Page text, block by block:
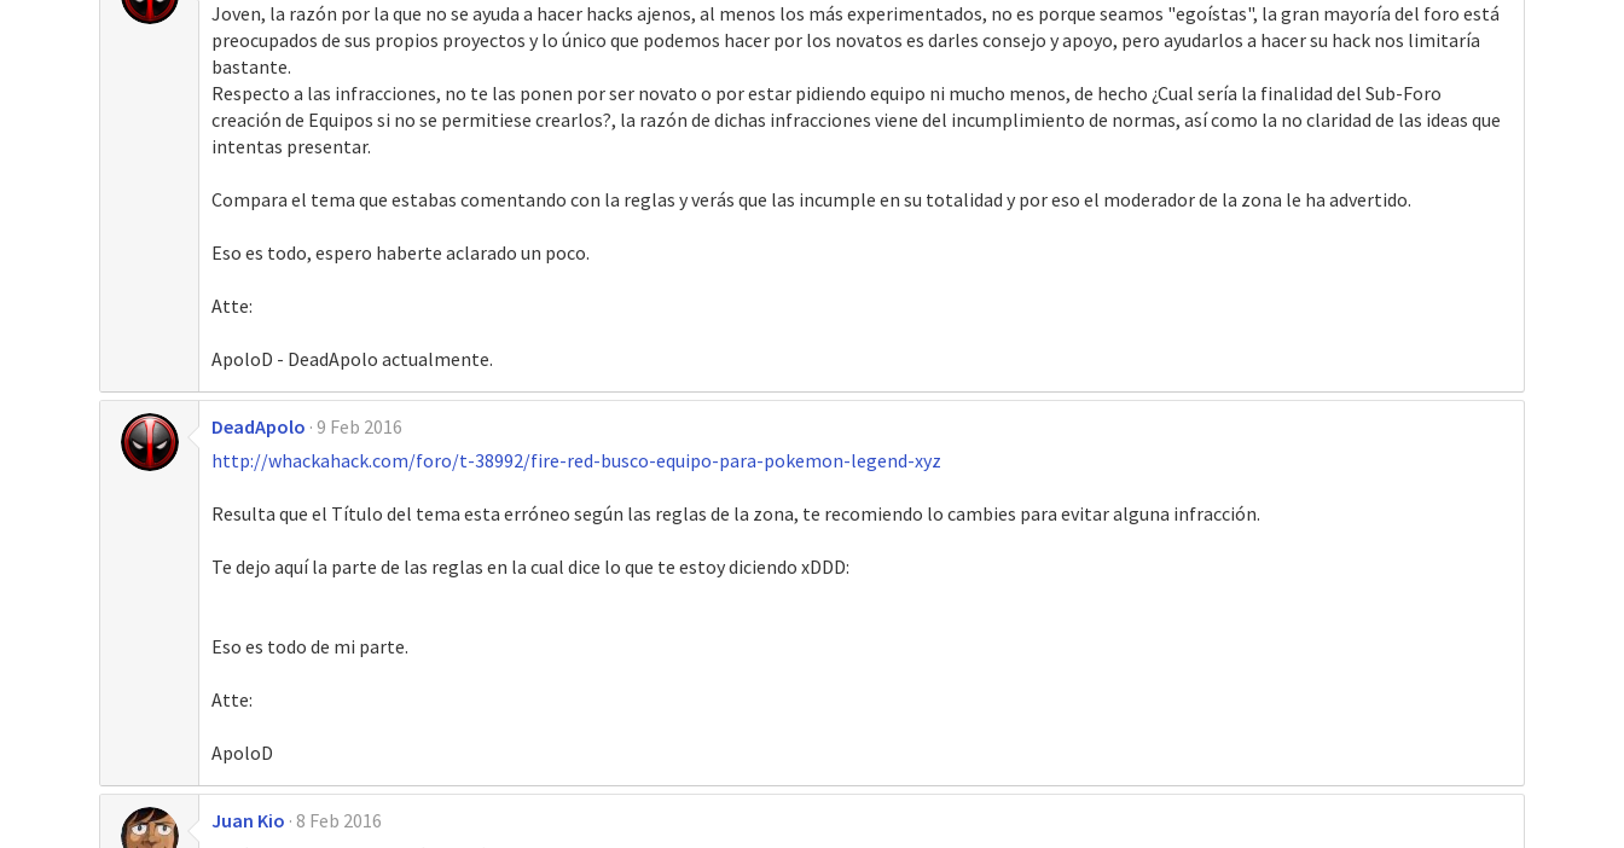
Joven, la razón por la que no se ayuda a hacer hacks ajenos, al menos los más experimentados, no es porque seamos "egoístas", la gran mayoría del foro está
preocupados de sus propios proyectos y lo único que podemos hacer por los novatos es darles consejo y apoyo, pero ayudarlos a hacer su hack nos limitaría
bastante.
Respecto a las infracciones, no te las ponen por ser novato o por estar pidiendo equipo ni mucho menos, de hecho ¿Cual sería la finalidad del Sub-Foro
creación de Equipos si no se permitiese crearlos?, la razón de dichas infracciones viene del incumplimiento de normas, así como la no claridad de las ideas que
intentas presentar.
Compara el tema que estabas comentando con la reglas y verás que las incumple en su totalidad y por eso el moderador de la zona le ha advertido.
Eso es todo, espero haberte aclarado un poco.
Atte:
ApoloD - DeadApolo actualmente.
DeadApolo 9 Feb 2016
http://whackahack.com/foro/t-38992/fire-red-busco-equipo-para-pokemon-legend-xyz
Resulta que el Título del tema esta erróneo según las reglas de la zona, te recomiendo lo cambies para evitar alguna infracción.
Te dejo aquí la parte de las reglas en la cual dice lo que te estoy diciendo xDDD:
Eso es todo de mi parte.
Atte:
ApoloD
Juan Kio 8 Feb 2016